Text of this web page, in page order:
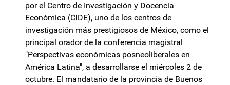
por el Centro de Investigación y Docencia
Económica (CIDE), uno de los centros de
investigación más prestigiosos de México, como el
principal orador de la conferencia magistral
"Perspectivas económicas posneoliberales en
América Latina", a desarrollarse el miércoles 2 de
octubre. El mandatario de la provincia de Buenos